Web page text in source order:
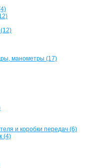
манометры (17)
и коробки передач (6)
(4)